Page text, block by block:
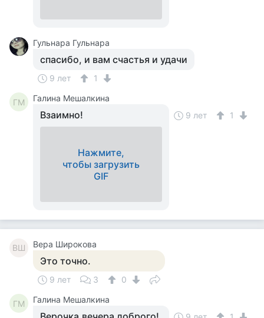
Гульнара Гульнара
спасибо, и вам счастья и удачи
9 лет 1
ГМ Галина Мешалкина
Взаимно!
Нажмите,
чтобы загрузить
GIF
9 лет 1
ВШ Вера Широкова
Это точно.
9 лет 3 0
ГМ Галина Мешалкина